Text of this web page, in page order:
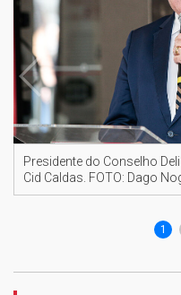
Presidente do Conselho
Cid Caldas. FOTO: Dago
1